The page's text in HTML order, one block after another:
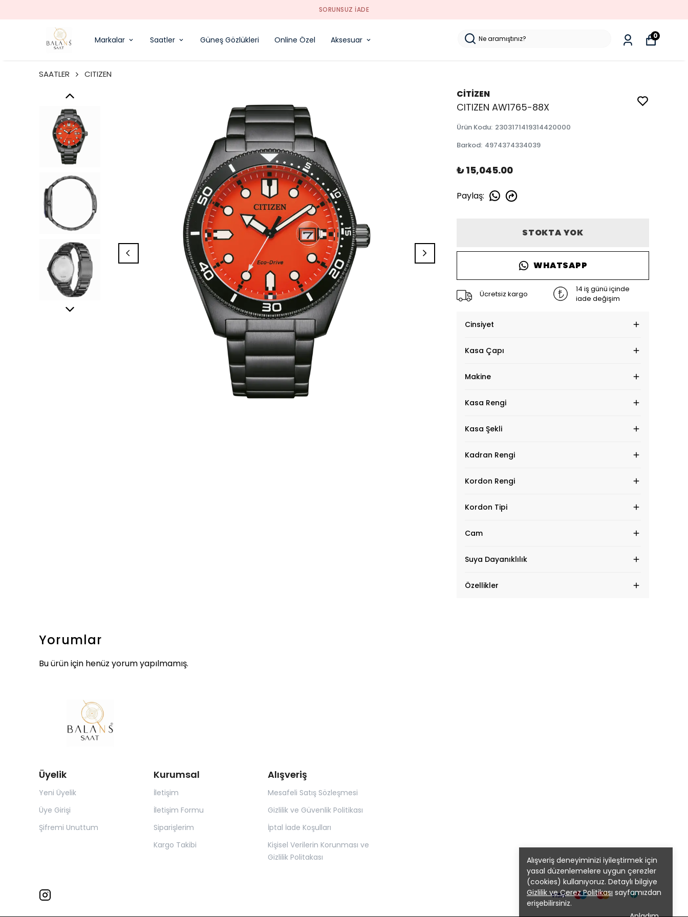
SORUNSUZ İADE
Markalar Saatler Güneş Gözlükleri Online Özel Aksesuar 0
Alışveriş deneyiminizi iyileştirmek için
yasal düzenlemelere uygun çerezler
(cookies) kullanıyoruz. Detaylı bilgiye
Gizlilik ve Çerez Politikası sayfamızdan
erişebilirsiniz.
SAATLER CITIZEN
CİTİZEN
CITIZEN AW1765-88X
Ürün Kodu: 2303171419314420000
Barkod: 4974374334039
₺ 15,045.00
Paylaş:
STOKTA YOK
WHATSAPP
Ücretsiz kargo
14 iş günü içinde
iade değişim
Cinsiyet
Kasa Çapı
Makine
Kasa Rengi
Kasa Şekli
Kadran Rengi
Kordon Rengi
Kordon Tipi
Cam
Suya Dayanıklılık
Özellikler
Yorumlar
Bu ürün için henüz yorum yapılmamış.
Üyelik
Yeni Üyelik
Üye Girişi
Şifremi Unuttum
Kurumsal
İletişim
İletişim Formu
Siparişlerim
Kargo Takibi
Alışveriş
Mesafeli Satış Sözleşmesi
Gizlilik ve Güvenlik Politikası
İptal İade Koşulları
Kişisel Verilerin Korunması ve
Gizlilik Politakası